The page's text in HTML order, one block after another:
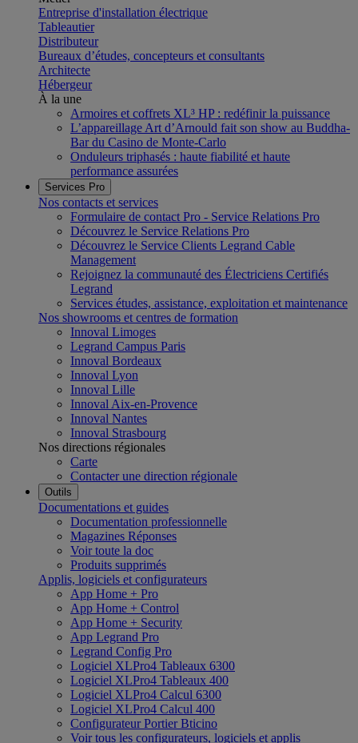
Entreprise d'installation électrique
Tableautier
Distributeur
Bureaux d’études, concepteurs et consultants
Architecte
Hébergeur
À la une
Armoires et coffrets XL³ HP : redéfinir la puissance
L’appareillage Art d’Arnould fait son show au Buddha-
Bar du Casino de Monte-Carlo
Onduleurs triphasés : haute fiabilité et haute
performance assurées
Services Pro
Nos contacts et services
Formulaire de contact Pro - Service Relations Pro
Découvrez le Service Relations Pro
Découvrez le Service Clients Legrand Cable
Management
Rejoignez la communauté des Électriciens Certifiés
Legrand
Services études, assistance, exploitation et maintenance
Nos showrooms et centres de formation
Innoval Limoges
Legrand Campus Paris
Innoval Bordeaux
Innoval Lyon
Innoval Lille
Innoval Aix-en-Provence
Innoval Nantes
Innoval Strasbourg
Nos directions régionales
Carte
Contacter une direction régionale
Outils
Documentations et guides
Documentation professionnelle
Magazines Réponses
Voir toute la doc
Produits supprimés
Applis, logiciels et configurateurs
App Home + Pro
App Home + Control
App Home + Security
App Legrand Pro
Legrand Config Pro
Logiciel XLPro4 Tableaux 6300
Logiciel XLPro4 Tableaux 400
Logiciel XLPro4 Calcul 6300
Logiciel XLPro4 Calcul 400
Configurateur Portier Bticino
Voir tous les configurateurs, logiciels et applis